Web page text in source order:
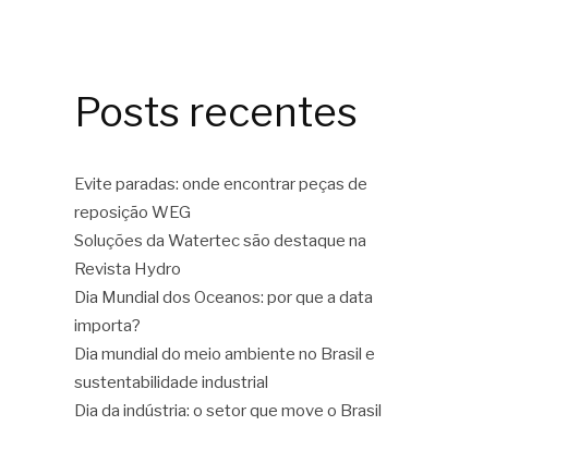
Posts recentes
Evite paradas: onde encontrar peças de
reposição WEG
Soluções da Watertec são destaque na
Revista Hydro
Dia Mundial dos Oceanos: por que a data
importa?
Dia mundial do meio ambiente no Brasil e
sustentabilidade industrial
Dia da indústria: o setor que move o Brasil